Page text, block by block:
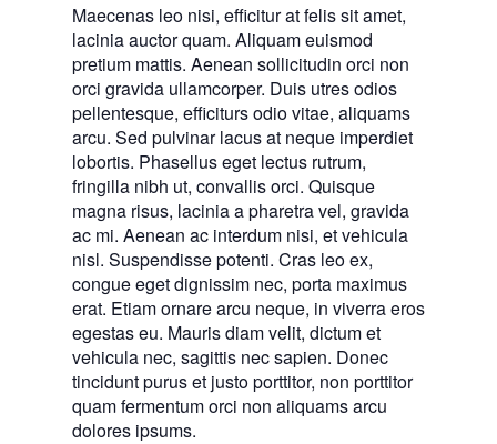
Maecenas leo nisi, efficitur at felis sit amet,
lacinia auctor quam. Aliquam euismod
pretium mattis. Aenean sollicitudin orci non
orci gravida ullamcorper. Duis utres odios
pellentesque, efficiturs odio vitae, aliquams
arcu. Sed pulvinar lacus at neque imperdiet
lobortis. Phasellus eget lectus rutrum,
fringilla nibh ut, convallis orci. Quisque
magna risus, lacinia a pharetra vel, gravida
ac mi. Aenean ac interdum nisi, et vehicula
nisl. Suspendisse potenti. Cras leo ex,
congue eget dignissim nec, porta maximus
erat. Etiam ornare arcu neque, in viverra eros
egestas eu. Mauris diam velit, dictum et
vehicula nec, sagittis nec sapien. Donec
tincidunt purus et justo porttitor, non porttitor
quam fermentum orci non aliquams arcu
dolores ipsums.